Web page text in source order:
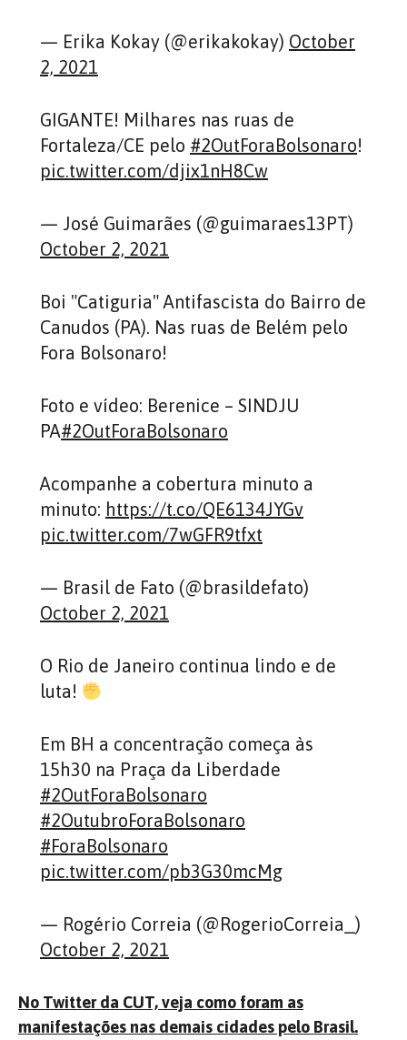
— Erika Kokay (@erikakokay) October
2, 2021
GIGANTE! Milhares nas ruas de
Fortaleza/CE pelo #2OutForaBolsonaro!
pic.twitter.com/djix1nH8Cw
— José Guimarães (@guimaraes13PT)
October 2, 2021
Boi "Catiguria" Antifascista do Bairro de
Canudos (PA). Nas ruas de Belém pelo
Fora Bolsonaro!
Foto e vídeo: Berenice – SINDJU
PA#2OutForaBolsonaro
Acompanhe a cobertura minuto a
minuto: https://t.co/QE6134JYGv
pic.twitter.com/7wGFR9tfxt
— Brasil de Fato (@brasildefato)
October 2, 2021
O Rio de Janeiro continua lindo e de
luta!
Em BH a concentração começa às
15h30 na Praça da Liberdade
#2OutForaBolsonaro
#2OutubroForaBolsonaro
#ForaBolsonaro
pic.twitter.com/pb3G30mcMg
— Rogério Correia (@RogerioCorreia_)
October 2, 2021
No Twitter da CUT, veja como foram as
manifestações nas demais cidades pelo Brasil.